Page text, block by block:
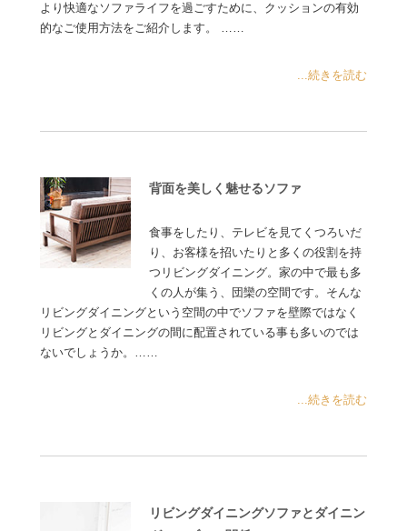
より快適なソファライフを過ごすために、クッションの有効
的なご使用方法をご紹介します。 ……
...続きを読む
背面を美しく魅せるソファ
食事をしたり、テレビを見てくつろいだ
り、お客様を招いたりと多くの役割を持
つリビングダイニング。家の中で最も多
くの人が集う、団欒の空間です。そんな
リビングダイニングという空間の中でソファを壁際ではなく
リビングとダイニングの間に配置されている事も多いのでは
ないでしょうか。……
...続きを読む
リビングダイニングソファとダイニン